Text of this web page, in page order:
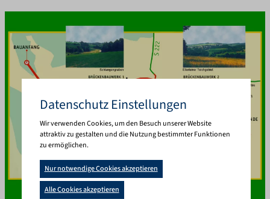
Dies ist die Website DELTA-PLAN
Datenschutz Einstellungen
Wir verwenden Cookies, um den Besuch unserer Website
attraktiv zu gestalten und die Nutzung bestimmter Funktionen
zu ermöglichen.
Nur notwendige Cookies akzeptieren
Alle Cookies akzeptieren
Cookie-Banner geöffnet. Bitte